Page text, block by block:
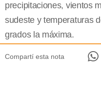
precipitaciones, vientos
sudeste y temperaturas
grados la máxima.
Compartí esta nota